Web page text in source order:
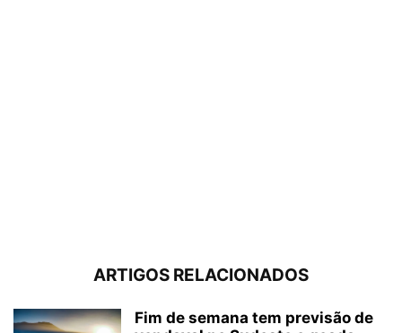
ARTIGOS RELACIONADOS
Fim de semana tem previsão de